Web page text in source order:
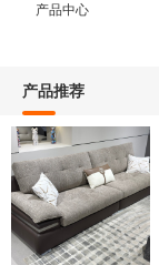
产品中心
产品推荐